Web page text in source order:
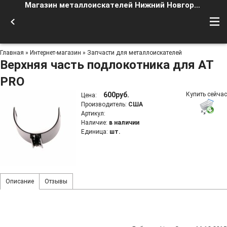
Магазин металлоискателей Нижний Новгород
Главная » Интернет-магазин » Запчасти для металлоискателей
Верхняя чаcть подлокотника для AT
PRO
Цена: 600руб.
Производитель: США
Артикул:
Наличие: в наличии
Единица: шт.
Купить сейчас
Описание Отзывы